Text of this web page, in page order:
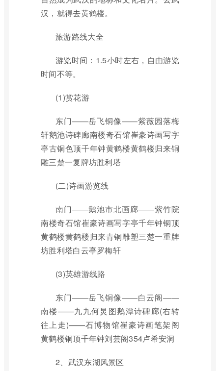
汉，就得去黄鹤楼。
旅游路线大全
游览时间：1.5小时左右，自由游览
时间不等。
(1)赏花游
东门——岳飞铜像——紫薇园落梅
轩鹅池诗碑廊南楼奇石馆崔豪诗画写字
亭古铜色顶千年钟黄鹤楼黄鹤楼归来铜
雕三楚一复牌坊胜利塔
(二)诗画游览线
南门——鹅池市北画廊——紫竹院
南楼奇石馆崔豪诗画写字亭千年钟铜顶
黄鹤楼黄鹤楼归来青铜雕塑三楚一重牌
坊胜利塔白云亭罗梅轩
(3)英雄游线路
东门——岳飞铜像——白云阁——
南楼——九九何炅图鹅潭诗碑廊(右转
往上走)——石博物馆崔豪诗画笔架阁
黄鹤楼铜顶千年钟刘芸阁354卢希安洞
2、武汉东湖风景区